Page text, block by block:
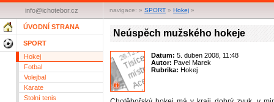
navigace: » SPORT » Hokej »
info@ichotebor.cz
ÚVODNÍ STRANA
SPORT
Hokej
Fotbal
Volejbal
Karate
Stolní tenis
Neúspěch mužského hokeje
Datum: 5. duben 2008, 11:48
Autor: Pavel Marek
Rubrika: Hokej